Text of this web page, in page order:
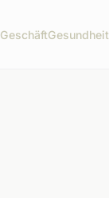
GeschäftGesundheit